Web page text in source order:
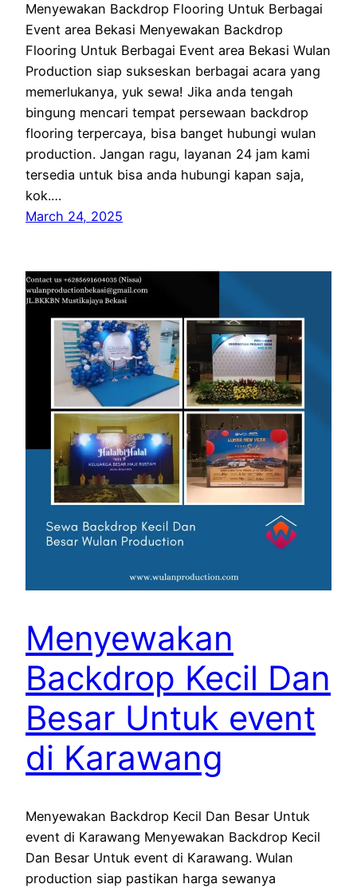
Menyewakan Backdrop Flooring Untuk Berbagai
Event area Bekasi Menyewakan Backdrop
Flooring Untuk Berbagai Event area Bekasi Wulan
Production siap sukseskan berbagai acara yang
memerlukanya, yuk sewa! Jika anda tengah
bingung mencari tempat persewaan backdrop
flooring terpercaya, bisa banget hubungi wulan
production. Jangan ragu, layanan 24 jam kami
tersedia untuk bisa anda hubungi kapan saja,
kok.…
March 24, 2025
Menyewakan
Backdrop Kecil Dan
Besar Untuk event
di Karawang
Menyewakan Backdrop Kecil Dan Besar Untuk
event di Karawang Menyewakan Backdrop Kecil
Dan Besar Untuk event di Karawang. Wulan
production siap pastikan harga sewanya